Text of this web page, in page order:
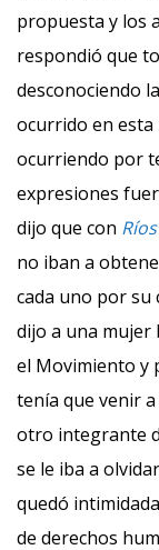
propuesta y los
respondió que
desconociendo
ocurrido en esta
ocurriendo por
expresiones
dijo que con
no iban a
cada uno por su
dijo a una mujer
el Movimiento y
tenía que venir
otro integrante
se le iba a
quedó
de derechos